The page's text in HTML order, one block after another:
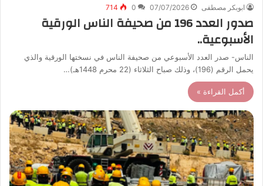
ابوبكر مصطفى 07/07/2026
0
714
صدور العدد 196 من صحيفة الناس الورقية
الأسبوعية..
الناس- صدر العدد الأسبوعي من صحيفة الناس في نسختها الورقية والذي
يحمل الرقم (196)، وذلك صباح الثلاثاء (22 محرم 1448هـ)…
أكمل القراءة »